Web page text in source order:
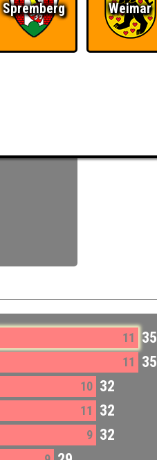
11 35
11 35
10 32
11 32
9 32
Spremberg Weimar